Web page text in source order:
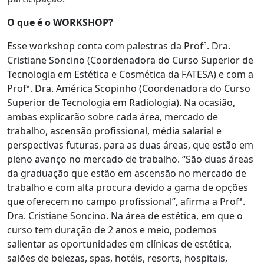
O que é o WORKSHOP?
Esse workshop conta com palestras da Profª. Dra.
Cristiane Soncino (Coordenadora do Curso Superior de
Tecnologia em Estética e Cosmética da FATESA) e com a
Profª. Dra. América Scopinho (Coordenadora do Curso
Superior de Tecnologia em Radiologia). Na ocasião,
ambas explicarão sobre cada área, mercado de
trabalho, ascensão profissional, média salarial e
perspectivas futuras, para as duas áreas, que estão em
pleno avanço no mercado de trabalho. “São duas áreas
da graduação que estão em ascensão no mercado de
trabalho e com alta procura devido a gama de opções
que oferecem no campo profissional”, afirma a Profª.
Dra. Cristiane Soncino. Na área de estética, em que o
curso tem duração de 2 anos e meio, podemos
salientar as oportunidades em clínicas de estética,
salões de belezas, spas, hotéis, resorts, hospitais,